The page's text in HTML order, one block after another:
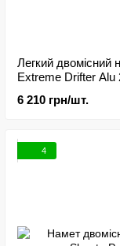
Легкий двомісний
Extreme Drifter Alu
6 210 грн/шт.
4